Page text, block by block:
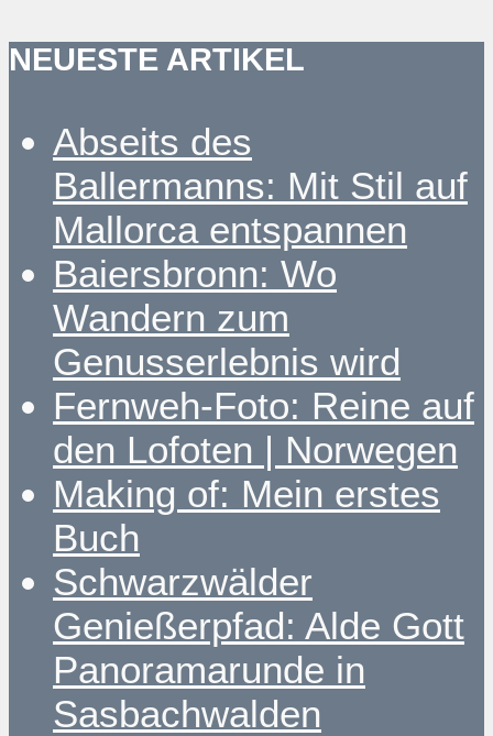
NEUESTE ARTIKEL
Abseits des
Ballermanns: Mit Stil auf
Mallorca entspannen
Baiersbronn: Wo
Wandern zum
Genusserlebnis wird
Fernweh-Foto: Reine auf
den Lofoten | Norwegen
Making of: Mein erstes
Buch
Schwarzwälder
Genießerpfad: Alde Gott
Panoramarunde in
Sasbachwalden